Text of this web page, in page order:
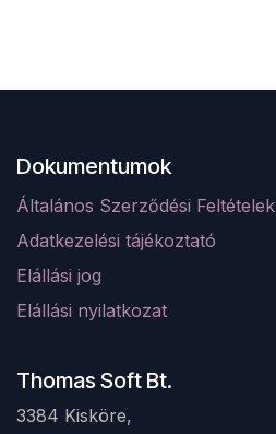
Dokumentumok
Általános Szerződési Feltételek
Adatkezelési tájékoztató
Elállási jog
Elállási nyilatkozat
Thomas Soft Bt.
3384 Kisköre,